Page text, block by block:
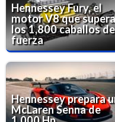
Hennessey Fury, el
motor V8 que
los 1,800 caballos de
fuerza
Hennessey prepara
McLaren Senna de